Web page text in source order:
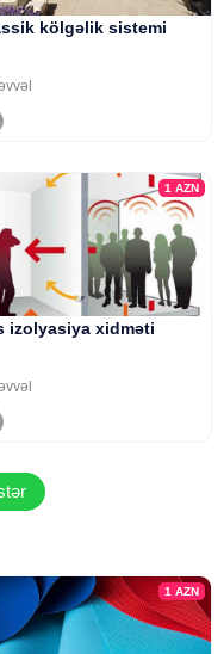
kölgəlik sistemi
1 AZN
izolyasiya xidməti
1 AZN